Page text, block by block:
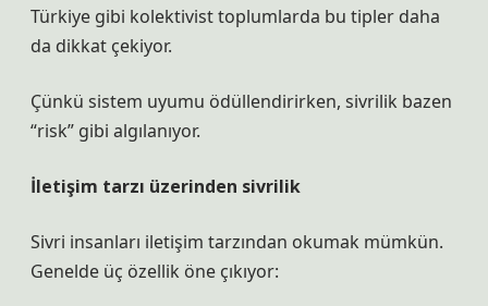
Türkiye gibi kolektivist toplumlarda bu tipler daha
da dikkat çekiyor.
Çünkü sistem uyumu ödüllendirirken, sivrilik bazen
“risk” gibi algılanıyor.
İletişim tarzı üzerinden sivrilik
Sivri insanları iletişim tarzından okumak mümkün.
Genelde üç özellik öne çıkıyor: